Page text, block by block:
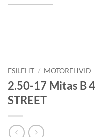
ESILEHT / MOTOREHVID
2.50-17 Mitas B
STREET